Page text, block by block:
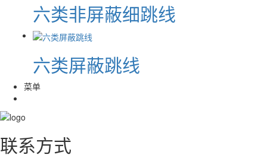
六类非屏蔽细跳线
六类屏蔽跳线
菜单
联系方式